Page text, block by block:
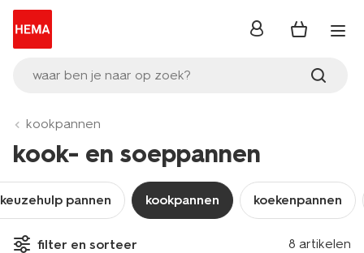
waar ben je naar op zoek?
inloggen
kookpannen
kook- en soeppannen
kookpannen koekenpannen
keuzehulp pannen
filter en sorteer 8 artikelen